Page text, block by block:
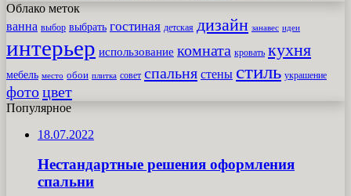
Облако меток
ванна выбор выбрать гостиная детская дизайн занавес идеи
интерьер использование комната кровать кухня
мебель место обои плитка совет спальня стены стиль украшение
фотоцвет
Популярное
18.07.2022
Нестандартные решения оформления
спальни